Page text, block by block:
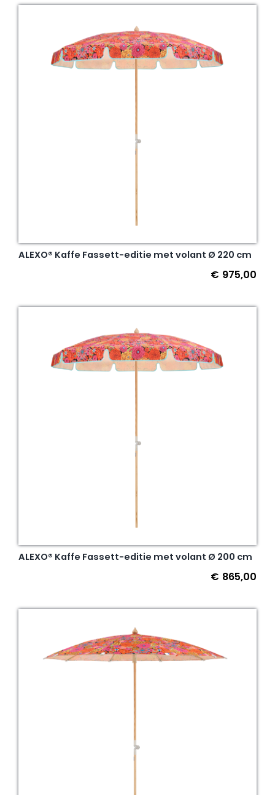
ALEXO® Kaffe Fassett-editie met volant Ø 220 cm
€ 975,00
ALEXO® Kaffe Fassett-editie met volant Ø 200 cm
€ 865,00